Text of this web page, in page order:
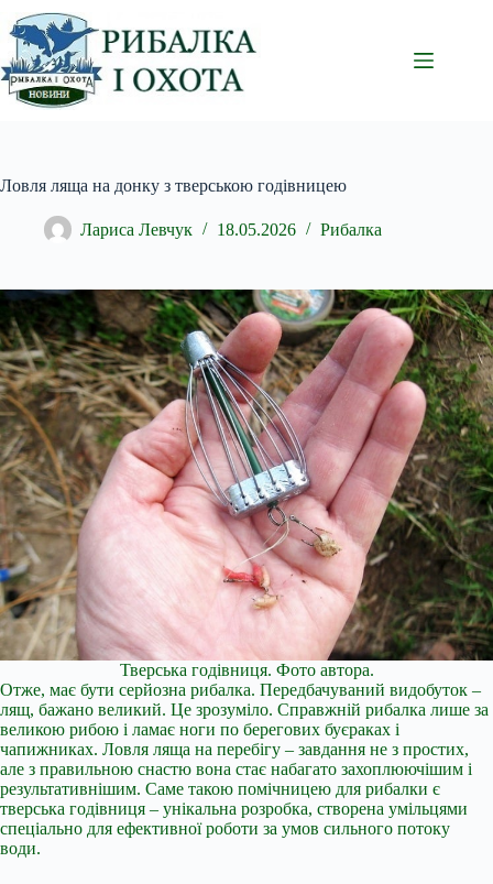
Перейти
до
вмісту
Ловля ляща на донку з тверською годівницею
Лариса Левчук 18.05.2026 Рибалка
Тверська годівниця. Фото автора.
Отже, має бути серйозна рибалка. Передбачуваний видобуток –
лящ, бажано великий. Це зрозуміло. Справжній рибалка лише за
великою рибою і ламає ноги по берегових буєраках і
чапижниках. Ловля ляща на перебігу – завдання не з простих,
але з правильною снастю вона стає набагато захоплюючішим і
результативнішим. Саме такою помічницею для рибалки є
тверська годівниця – унікальна розробка, створена умільцями
спеціально для ефективної роботи за умов сильного потоку
води.